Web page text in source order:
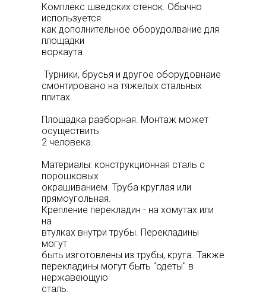
Комплекс шведских стенок. Обычно
используется
как дополнительное оборудолвание для
площадки
воркаута.
Турники, брусья и другое оборудовнаие
смонтировано на тяжелых стальных
плитах.
Площадка разборная. Монтаж может
осуществить
2 человека.
Материалы: конструкционная сталь с
порошковых
окрашиванием. Труба круглая или
прямоугольная.
Крепление перекладин - на хомутах или
на
втулках внутри трубы. Перекладины
могут
быть изготовлены из трубы, круга. Также
перекладины могут быть "одеты" в
нержавеющую
сталь.